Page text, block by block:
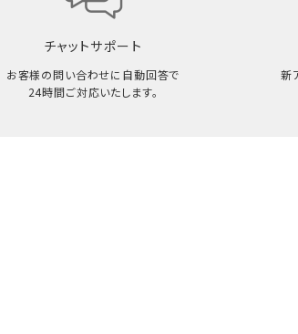
チャットサポート
お客様の問い合わせに自動回答で
24時間ご対応いたします。
新